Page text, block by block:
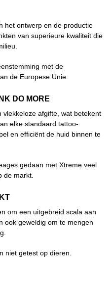
het ontwerp en de productie
van superieure kwaliteit die
met de
de Europese Unie.
DO MORE
afgifte, wat betekent
elke standaard tattoo-
en efficiënt de huid binnen te
gedaan met Xtreme veel
de markt.
om een uitgebreid scala aan
ook geweldig om te mengen
niet getest op dieren.